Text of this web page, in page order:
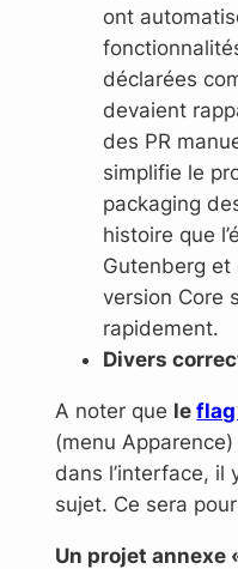
ont
déclarées
devaient
des PR
simplifie le
packaging
histoire que
Gutenberg et
version Core
rapidement.
Divers
A noter que leflag
(menu
dans l’interface, il
sujet. Ce sera
Un projet annexe